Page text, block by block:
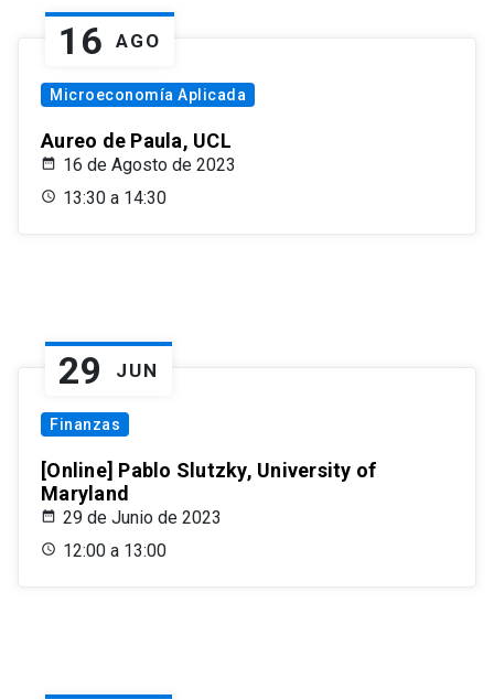
16 AGO
Microeconomía Aplicada
Aureo de Paula, UCL
16 de Agosto de 2023
13:30 a 14:30
29 JUN
Finanzas
[Online] Pablo Slutzky, University of
Maryland
29 de Junio de 2023
12:00 a 13:00